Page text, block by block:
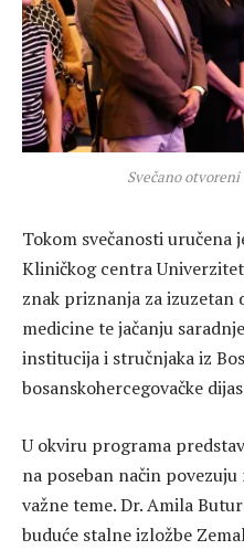
Svečano otvoreni
Tokom svečanosti uručena
Kliničkog centra
znak priznanja za
medicine te jačanju
institucija i stručnjaka iz
bosanskohercegovačke
U okviru programa
na poseban način
važne teme. Dr. Amila
buduće stalne izložbe